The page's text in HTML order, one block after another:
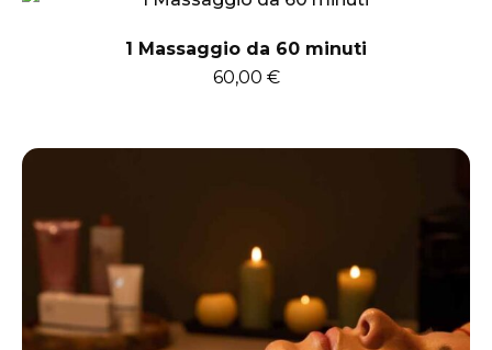
1 Massaggio da 60 minuti
60,00 €